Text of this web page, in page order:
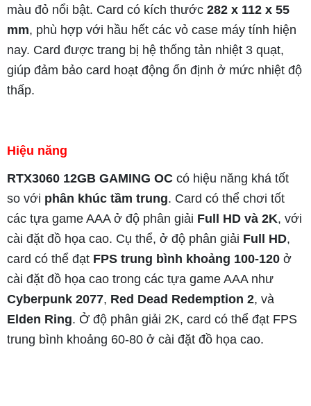
màu đỏ nổi bật. Card có kích thước 282 x 112 x 55
mm, phù hợp với hầu hết các vỏ case máy tính hiện
nay. Card được trang bị hệ thống tản nhiệt 3 quạt,
giúp đảm bảo card hoạt động ổn định ở mức nhiệt độ
thấp.
Hiệu năng
RTX3060 12GB GAMING OC có hiệu năng khá tốt
so với phân khúc tầm trung. Card có thể chơi tốt
các tựa game AAA ở độ phân giải Full HD và 2K, với
cài đặt đồ họa cao. Cụ thể, ở độ phân giải Full HD,
card có thể đạt FPS trung bình khoảng 100-120 ở
cài đặt đồ họa cao trong các tựa game AAA như
Cyberpunk 2077, Red Dead Redemption 2, và
Elden Ring. Ở độ phân giải 2K, card có thể đạt FPS
trung bình khoảng 60-80 ở cài đặt đồ họa cao.